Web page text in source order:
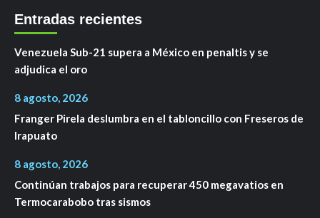
Entradas recientes
Venezuela Sub-21 supera a México en penaltis y se
adjudica el oro
8 agosto, 2026
Franger Pirela deslumbra en el tabloncillo con Freseros de
Irapuato
8 agosto, 2026
Continúan trabajos para recuperar 450 megavatios en
Termocarabobo tras sismos